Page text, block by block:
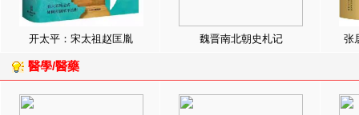
开太平：宋太祖赵匡胤 魏晋南北朝史札记 张
醫學/醫藥